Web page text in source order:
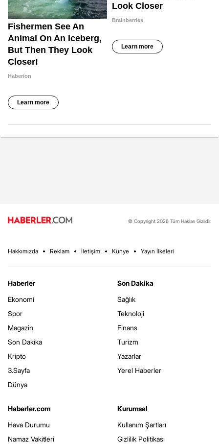
© Copyright 2026 Tüm Hakları Gizlidir.
Hakkımızda Reklam İletişim Künye Yayın İlkeleri
Haberler
Ekonomi
Spor
Magazin
Son Dakika
Kripto
3.Sayfa
Dünya
Son Dakika
Sağlık
Teknoloji
Finans
Turizm
Yazarlar
Yerel Haberler
Haberler.com
Hava Durumu
Namaz Vakitleri
Kurumsal
Kullanım Şartları
Gizlilik Politikası